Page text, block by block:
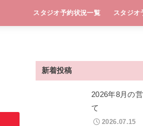
スタジオ予約状況一覧 スタジオ
新着投稿
2026年8月の
て
2026.07.15